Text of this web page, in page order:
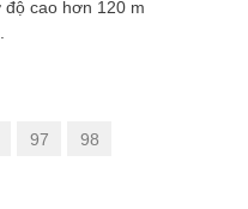
cao hơn 120 m
97
98